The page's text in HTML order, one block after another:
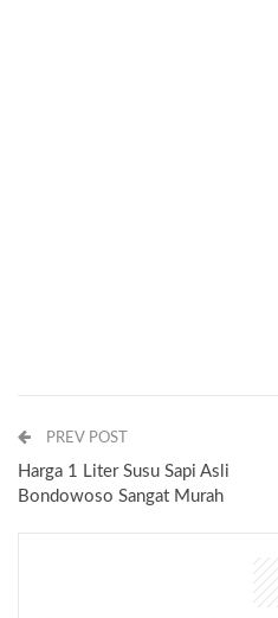
PREV POST
Harga 1 Liter Susu Sapi Asli
Bondowoso Sangat Murah